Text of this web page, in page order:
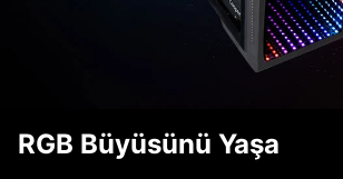
RGB Büyüsünü Yaşa